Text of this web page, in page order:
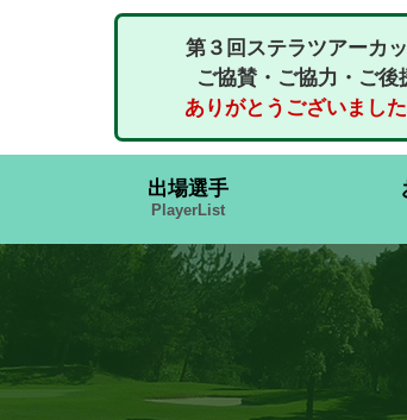
第３回ステラツアーカ
ご協賛・ご協力・ご後
ありがとうございました
出場選手
PlayerList